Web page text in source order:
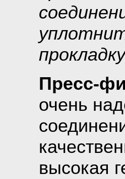
Пресс-
очень
высокая